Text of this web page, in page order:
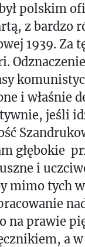
polskim
z bardzo
1939. Za
i właśnie
jeśli
głębokie
i
mimo tych
na prawie
a